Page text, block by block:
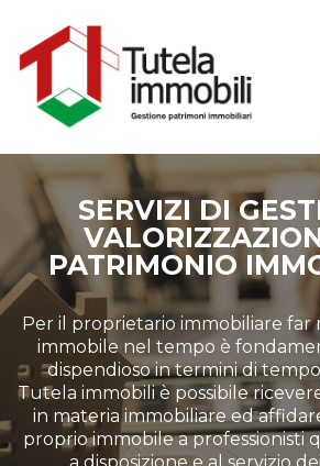
SERVIZI DI
PATRIMONIO
Per il proprietario immobiliare
immobile nel tempo è
dispendioso in termini di
Tutela immobili è possibile
in materia immobiliare ed
proprio immobile a professionisti